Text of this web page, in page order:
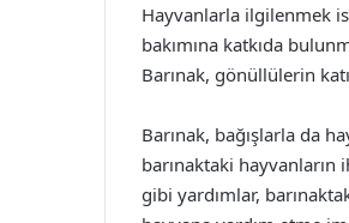
Hayvanlarla ilgilenmek
bakımına katkıda
Barınak, gönüllülerin
Barınak, bağışlarla da
barınaktaki hayvanların
gibi yardımlar,